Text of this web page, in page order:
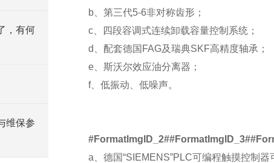
，有何
维保参
b、 第三代5-6非对称齿形；
c、
四段容调式连续卸载容量控制系统；
d
配套德国 FAG及瑞典SKF高精度轴承；
e、 斯沃尔效应油分离器；
f、 低振动、低噪声。
a
德国“SIEMENS”PLC可编程触摸控制器